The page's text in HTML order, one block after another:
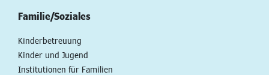
Familie/Soziales
Kinderbetreuung
Kinder und Jugend
Institutionen für Familien